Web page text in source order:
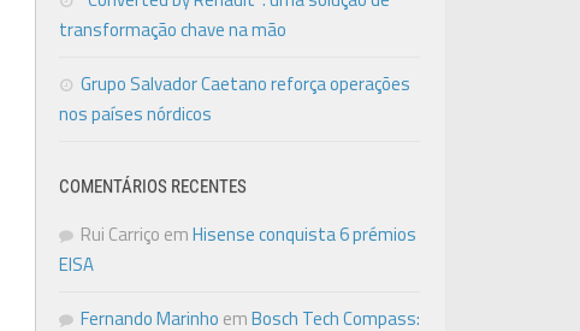
transformação chave na mão
Grupo Salvador Caetano reforça operações
nos países nórdicos
COMENTÁRIOS RECENTES
Rui Carriço emHisense conquista 6 prémios
EISA
Fernando Marinho emBosch Tech Compass: